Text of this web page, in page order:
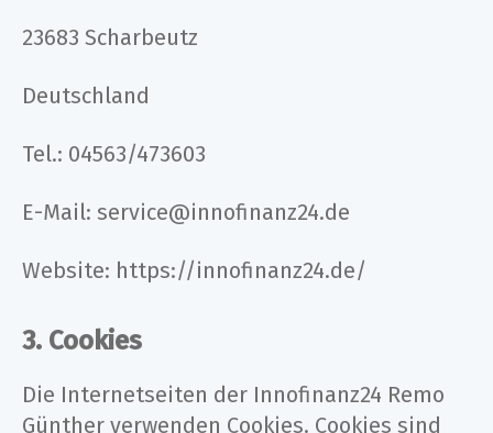
23683 Scharbeutz
Deutschland
Tel.: 04563/473603
E-Mail: service@innofinanz24.de
Website: https://innofinanz24.de/
3. Cookies
Die Internetseiten der Innofinanz24 Remo
Günther verwenden Cookies. Cookies sind